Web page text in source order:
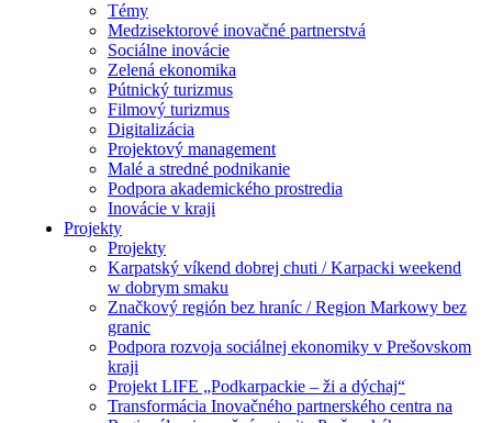
Témy
Medzisektorové inovačné partnerstvá
Sociálne inovácie
Zelená ekonomika
Pútnický turizmus
Filmový turizmus
Digitalizácia
Projektový management
Malé a stredné podnikanie
Podpora akademického prostredia
Inovácie v kraji
Projekty
Projekty
Karpatský víkend dobrej chuti / Karpacki weekend
w dobrym smaku
Značkový región bez hraníc / Region Markowy bez
granic
Podpora rozvoja sociálnej ekonomiky v Prešovskom
kraji
Projekt LIFE „Podkarpackie – ži a dýchaj“
Transformácia Inovačného partnerského centra na